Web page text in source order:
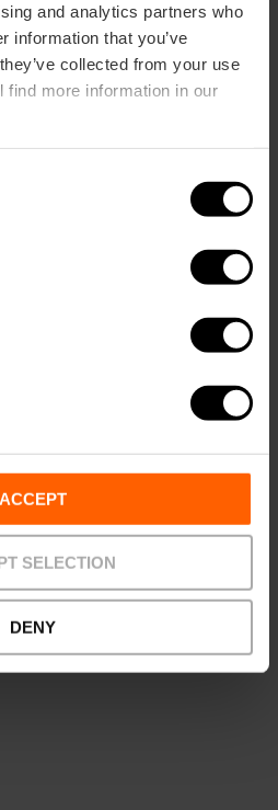
and analytics partners who
information that you’ve
collected from your use
find more information in our
ACCEPT
SELECTION
DENY